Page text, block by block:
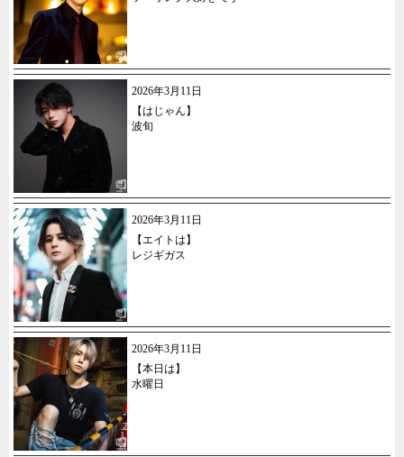
2026年3月11日
【はじゃん】
波旬
2026年3月11日
【エイトは】
レジギガス
2026年3月11日
【本日は】
水曜日